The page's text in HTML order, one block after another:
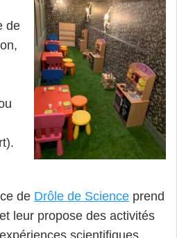
de
de Drôle de Science prend
leur propose des activités
scientifiques.